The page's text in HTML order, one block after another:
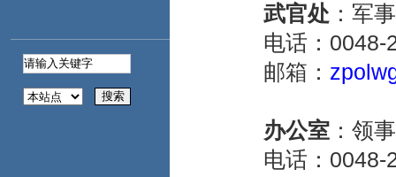
站（https://pl.china-
embassy.gov.cn/）等网
习惯、旅行须知及海
武官处 ：军
电话：0048-
邮箱：
办公室： 领
电话：0048-